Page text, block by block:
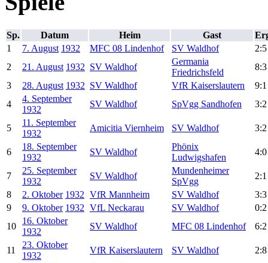
Sp. Datum Heim Gast
1
7. August 1932 MFC 08 Lindenhof SV Waldhof
2:5
2
21. August 1932 SV Waldhof
Germania
Friedrichsfeld
8:3
3
28. August 1932 SV Waldhof VfR Kaiserslautern
9:1
4
4. September
1932
SV Waldhof SpVgg Sandhofen 3:2
5
11. September
1932
Amicitia Viernheim SV Waldhof 3:2
6
18. September
1932
SV Waldhof
Phönix
Ludwigshafen
4:0
7
25. September
1932
SV Waldhof
Mundenheimer
SpVgg
2:1
8
2. Oktober 1932 VfR Mannheim SV Waldhof
3:3
9
9. Oktober 1932 VfL Neckarau SV Waldhof
0:2
10
16. Oktober
1932
SV Waldhof MFC 08 Lindenhof 6:2
11
23. Oktober
1932
VfR Kaiserslautern SV Waldhof 2:8